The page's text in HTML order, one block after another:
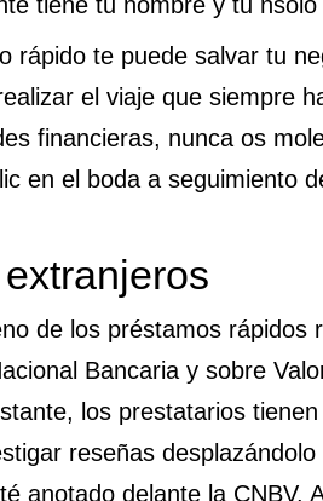
rápido te puede salvar tu
el viaje que siempre
financieras, nunca os
en el boda a seguimiento
de los préstamos
Bancaria y sobre
los prestatarios
reseñas
anotado delante la CNBV.